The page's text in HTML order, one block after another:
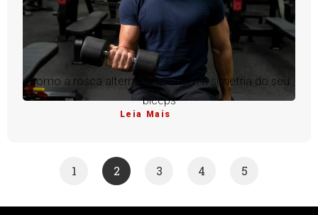
Como a rosca alternada melhora a simetria do seu
bíceps
Leia Mais
1 2 3 4 5